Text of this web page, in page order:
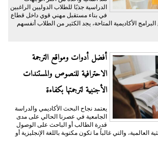
الدراسية جذبًا للطلاب الدوليين الراغبين
في بناء مستقبل مهني قوي داخل قطاع
البرامج الأكاديمية المتاحة، يجد الكثير من الطلاب أنفسهم
أفضل أدوات ومواقع الترجمة
الاحترافية للنصوص والمستندات
الأجنبية لترجمتها بكفاءة
يعتمد نجاح البحث الأكاديمي والدراسة
الجامعية في عصرنا الحالي على مدى
قدرة الطالب أو الباحث على الوصول
العالمية، والتي غالباً ما تكون مكتوبة باللغة الإنجليزية أو